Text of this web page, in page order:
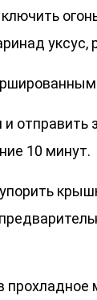
уксус,
отправить
10 минут.
прохладное